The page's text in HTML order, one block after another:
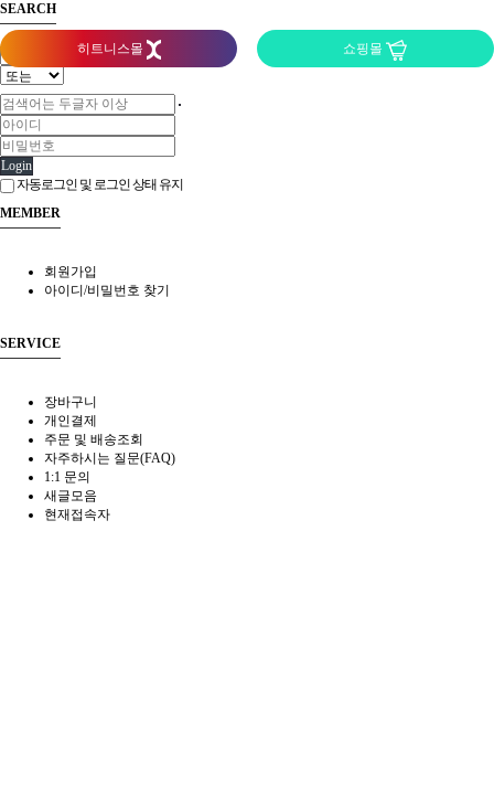
히트니스몰 쇼핑몰
SEARCH
Login
자동로그인 및 로그인 상태 유지
MEMBER
회원가입
아이디/비밀번호 찾기
SERVICE
장바구니
개인결제
주문 및 배송조회
자주하시는 질문(FAQ)
1:1 문의
새글모음
현재접속자